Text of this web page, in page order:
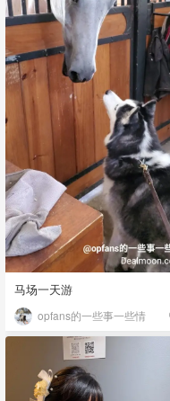
马场一天游
opfans的一些事一些情